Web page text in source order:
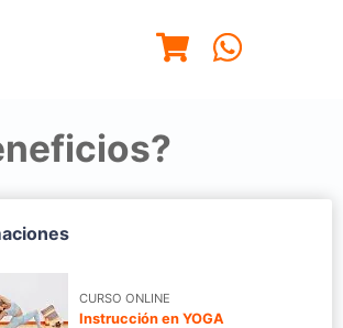
CURSO ONLINE
Instrucción en YOGA